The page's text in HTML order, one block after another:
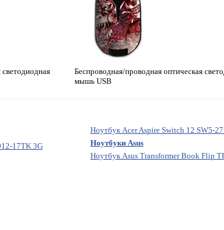
Беспроводная/проводная оптическая
мышь USB
17TK 3G
Ноутбук Acer Aspire Switch 12 SW5-
Ноутбуки Asus
Ноутбук Asus Transformer Book Flip